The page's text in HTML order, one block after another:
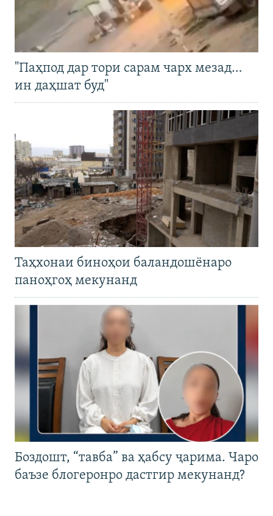
"Паҳпод дар тори сарам чарх мезад…
ин даҳшат буд"
Таҳхонаи биноҳои баландошёнаро
паноҳгоҳ мекунанд
Боздошт, “тавба” ва ҳабсу ҷарима. Чаро
баъзе блогеронро дастгир мекунанд?